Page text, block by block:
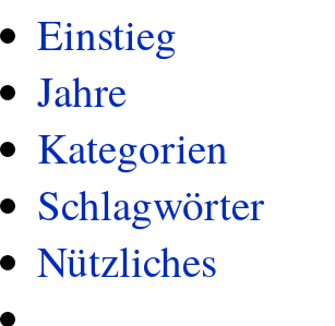
Einstieg
Jahre
Kategorien
Schlagwörter
Nützliches